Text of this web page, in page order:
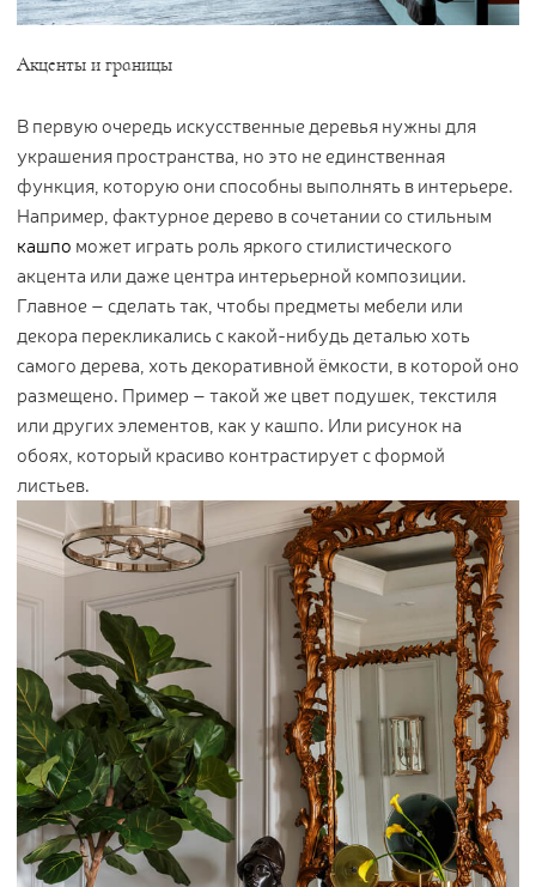
Акценты и границы
В первую очередь искусственные деревья нужны для
украшения пространства, но это не единственная
функция, которую они способны выполнять в интерьере.
Например, фактурное дерево в сочетании со стильным
кашпо может играть роль яркого стилистического
акцента или даже центра интерьерной композиции.
Главное – сделать так, чтобы предметы мебели или
декора перекликались с какой-нибудь деталью хоть
самого дерева, хоть декоративной ёмкости, в которой оно
размещено. Пример – такой же цвет подушек, текстиля
или других элементов, как у кашпо. Или рисунок на
обоях, который красиво контрастирует с формой
листьев.